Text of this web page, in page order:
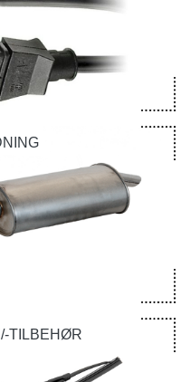
TILBEHØR